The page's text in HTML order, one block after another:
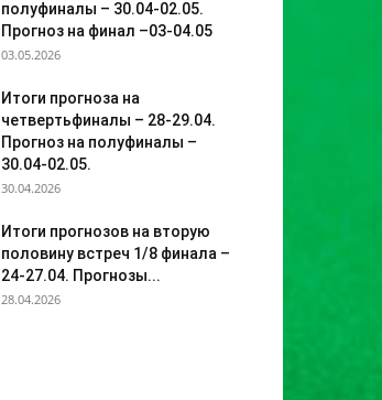
полуфиналы – 30.04-02.05.
Прогноз на финал –03-04.05
03.05.2026
Итоги прогноза на
четвертьфиналы – 28-29.04.
Прогноз на полуфиналы –
30.04-02.05.
30.04.2026
Итоги прогнозов на вторую
половину встреч 1/8 финала –
24-27.04. Прогнозы...
28.04.2026